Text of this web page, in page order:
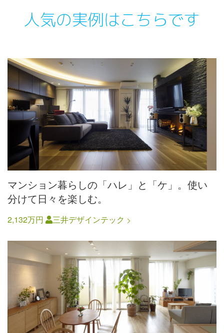
人気の実例はこちらです
マンション暮らしの「ハレ」と「ケ」。使い
分けて日々を楽しむ。
2,132万円 三井デザインテック